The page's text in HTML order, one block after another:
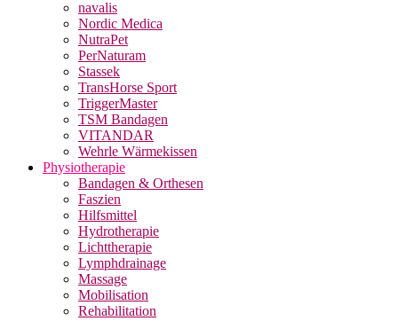
navalis
Nordic Medica
NutraPet
PerNaturam
Stassek
TransHorse Sport
TriggerMaster
TSM Bandagen
VITANDAR
Wehrle Wärmekissen
Physiotherapie
Bandagen & Orthesen
Faszien
Hilfsmittel
Hydrotherapie
Lichttherapie
Lymphdrainage
Massage
Mobilisation
Rehabilitation